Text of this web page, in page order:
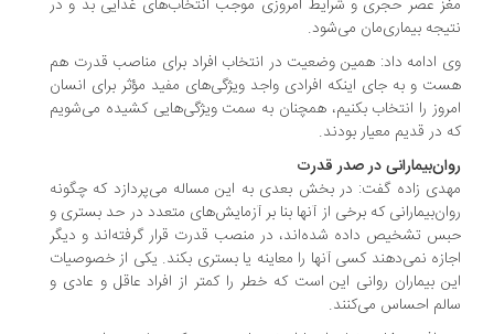
عصر حجری و شرایط امروزی موجب انتخاب‌های غذایی بد و در
بیماری‌مان می‌شود.
ادامه داد: همین وضعیت در انتخاب افراد برای مناصب قدرت هم
و به جای اینکه افرادی واجد ویژگی‌های مفید مؤثر برای انسان
را انتخاب بکنیم، همچنان به سمت ویژگی‌هایی کشیده می‌شویم
در قدیم معیار بودند.
در صدر قدرت
زاده گفت: در بخش بعدی به این مساله می‌پردازد که چگونه
که برخی از آنها بنا بر آزمایش‌های متعدد در حد بستری و
تشخیص داده شده‌اند، در منصب قدرت قرار گرفته‌اند و دیگر
نمی‌دهند کسی آنها را معاینه یا بستری بکند. یکی از خصوصیات
بیماران روانی این است که خطر را کمتر از افراد عاقل و عادی و
احساس می‌کنند.